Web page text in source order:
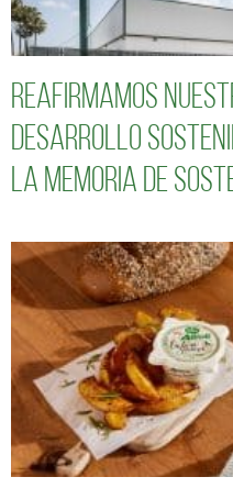
Reafirmamos
desarrollo
la Memoria de